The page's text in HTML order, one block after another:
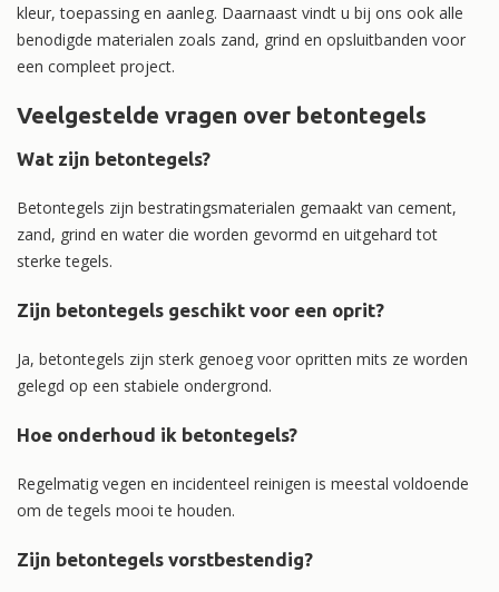
kleur, toepassing en aanleg. Daarnaast vindt u bij ons ook alle
benodigde materialen zoals zand, grind en opsluitbanden voor
een compleet project.
Veelgestelde vragen over betontegels
Wat zijn betontegels?
Betontegels zijn bestratingsmaterialen gemaakt van cement,
zand, grind en water die worden gevormd en uitgehard tot
sterke tegels.
Zijn betontegels geschikt voor een oprit?
Ja, betontegels zijn sterk genoeg voor opritten mits ze worden
gelegd op een stabiele ondergrond.
Hoe onderhoud ik betontegels?
Regelmatig vegen en incidenteel reinigen is meestal voldoende
om de tegels mooi te houden.
Zijn betontegels vorstbestendig?